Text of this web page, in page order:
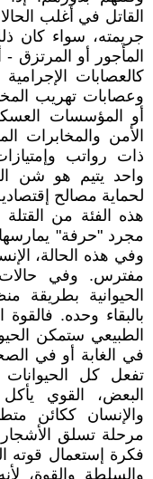
القاتل في أغلب
جريمته، سواء كان
المأجور أو
كالعصابات الإجرامية
وعصابات تهريب
أو المؤسسات
الأمن والمخابرات
ذات رواتب
واحد يتيم هو شن
لحماية مصالح
هذه الفئة من القتلة
مجرد "حرفة"
وفي هذه الحالة،
مفترس. وفي حالات
الحيوانية بطريقة
بالبقاء وحده.
الطبيعي ستمكن
في الغابة أو في
تفعل كل الحيوانات
البعض، القوي
والإنسان ككائن
مرحلة تسلق الأشجار
فكرة إستعمال قوته
والسلطة والقوة،